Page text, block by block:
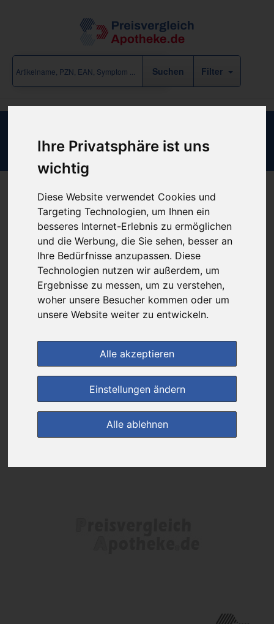
Ihre Privatsphäre ist uns
wichtig
Diese Website verwendet Cookies und
Targeting Technologien, um Ihnen ein
besseres Internet-Erlebnis zu ermöglichen
und die Werbung, die Sie sehen, besser an
Ihre Bedürfnisse anzupassen. Diese
Technologien nutzen wir außerdem, um
Ergebnisse zu messen, um zu verstehen,
woher unsere Besucher kommen oder um
unsere Website weiter zu entwickeln.
Alle akzeptieren
Einstellungen ändern
Alle ablehnen
Filter
ACONITUM Q 2
Produkt empfehlen
Kein Preis bekannt
Das gewünschte Produkt ist derzeit bei keinem unserer Partner
erhältlich.
(0) Jetzt bewerten!
zur Startseite
Preisalarm